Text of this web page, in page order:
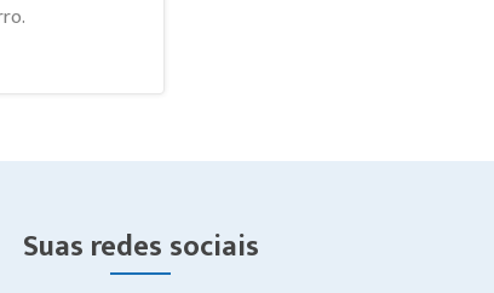
Suas redes sociais